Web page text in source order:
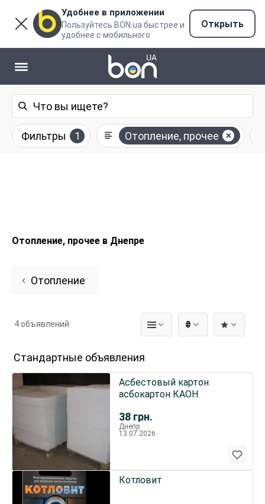
Удобнее в приложении
Пользуйтесь BON.ua быстрее и
удобнее с мобильного
Открыть
Фильтры 1 Отопление, прочее
Отопление, прочее в Днепре
Отопление
₴
4 объявлений
Стандартные объявления
38 грн.
Асбестовый картон
асбокартон КАОН
Днепр
13.07.2026
Котловит